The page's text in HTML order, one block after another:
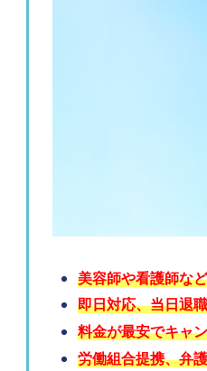
美容師や看護師な
即日対応、当日退
料金が最安でキャ
労働組合提携、弁